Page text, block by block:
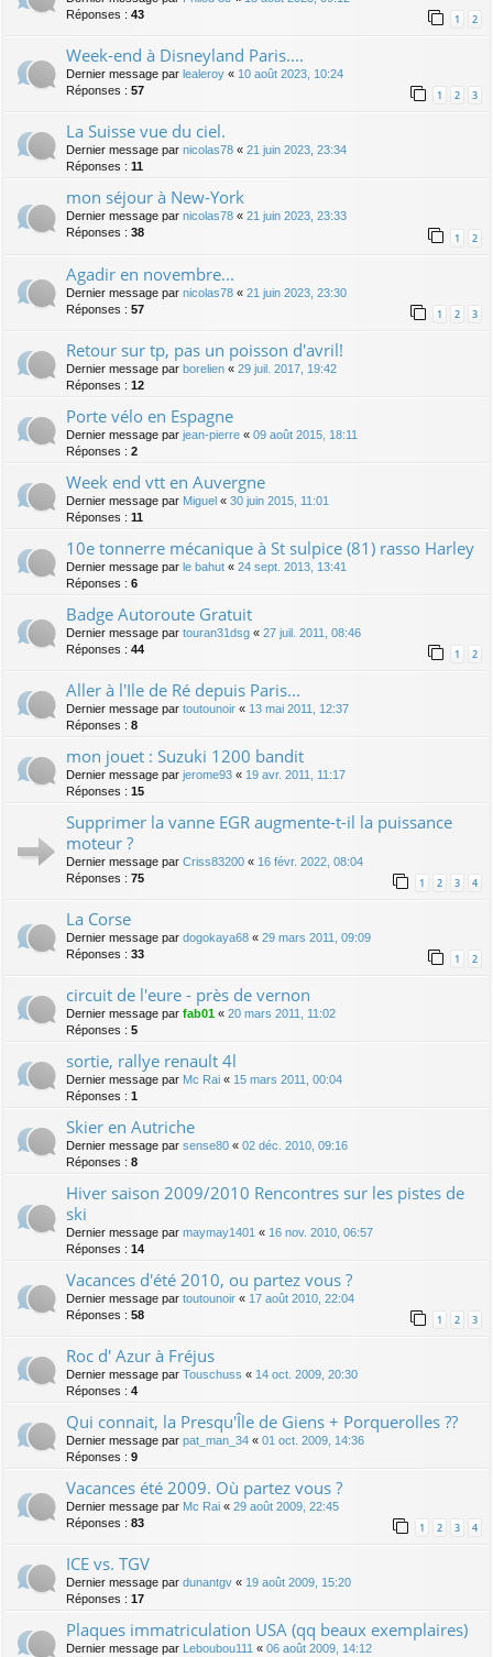
Réponses : 43 1 2
Week-end à Disneyland Paris....
Dernier message par lealeroy « 10 août 2023, 10:24
Réponses : 57 1 2 3
La Suisse vue du ciel.
Dernier message par nicolas78 « 21 juin 2023, 23:34
Réponses : 11
mon séjour à New-York
Dernier message par nicolas78 « 21 juin 2023, 23:33
Réponses : 38 1 2
Agadir en novembre...
Dernier message par nicolas78 « 21 juin 2023, 23:30
Réponses : 57 1 2 3
Retour sur tp, pas un poisson d'avril!
Dernier message par borelien « 29 juil. 2017, 19:42
Réponses : 12
Porte vélo en Espagne
Dernier message par jean-pierre « 09 août 2015, 18:11
Réponses : 2
Week end vtt en Auvergne
Dernier message par Miguel « 30 juin 2015, 11:01
Réponses : 11
10e tonnerre mécanique à St sulpice (81) rasso Harley
Dernier message par le bahut « 24 sept. 2013, 13:41
Réponses : 6
Badge Autoroute Gratuit
Dernier message par touran31dsg « 27 juil. 2011, 08:46
Réponses : 44 1 2
Aller à l'Ile de Ré depuis Paris...
Dernier message par toutounoir « 13 mai 2011, 12:37
Réponses : 8
mon jouet : Suzuki 1200 bandit
Dernier message par jerome93 « 19 avr. 2011, 11:17
Réponses : 15
Supprimer la vanne EGR augmente-t-il la puissance
moteur ?
Dernier message par Criss83200 « 16 févr. 2022, 08:04
Réponses : 75 1 2 3 4
La Corse
Dernier message par dogokaya68 « 29 mars 2011, 09:09
Réponses : 33 1 2
circuit de l'eure - près de vernon
Dernier message par fab01 « 20 mars 2011, 11:02
Réponses : 5
sortie, rallye renault 4l
Dernier message par Mc Rai « 15 mars 2011, 00:04
Réponses : 1
Skier en Autriche
Dernier message par sense80 « 02 déc. 2010, 09:16
Réponses : 8
Hiver saison 2009/2010 Rencontres sur les pistes de
ski
Dernier message par maymay1401 « 16 nov. 2010, 06:57
Réponses : 14
Vacances d'été 2010, ou partez vous ?
Dernier message par toutounoir « 17 août 2010, 22:04
Réponses : 58 1 2 3
Roc d' Azur à Fréjus
Dernier message par Touschuss « 14 oct. 2009, 20:30
Réponses : 4
Qui connait, la Presqu'Île de Giens + Porquerolles ??
Dernier message par pat_man_34 « 01 oct. 2009, 14:36
Réponses : 9
Vacances été 2009. Où partez vous ?
Dernier message par Mc Rai « 29 août 2009, 22:45
Réponses : 83 1 2 3 4
ICE vs. TGV
Dernier message par dunantgv « 19 août 2009, 15:20
Réponses : 17
Plaques immatriculation USA (qq beaux exemplaires)
Dernier message par Leboubou111 « 06 août 2009, 14:12